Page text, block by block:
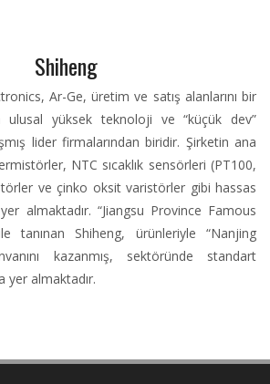
Shiheng
Ar-Ge, üretim ve satış alanlarını bir
ulusal yüksek teknoloji ve “küçük dev”
lider firmalarından biridir. Şirketin ana
NTC sıcaklık sensörleri (PT100,
ve çinko oksit varistörler gibi hassas
almaktadır. “Jiangsu Province Famous
tanınan Shiheng, ürünleriyle “Nanjing
kazanmış, sektöründe standart
yer almaktadır.